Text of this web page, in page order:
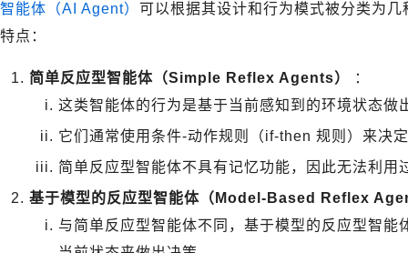
智能体（AI Agent） 可以根据其设计和行为模式被分类为
特点：
简单反应型智能体（Simple Reflex Agents）
：
这类智能体的行为是基于当前感知到的环境状态做
它们通常使用条件-动作规则（if-then 规则）来决
简单反应型智能体不具有记忆功能，因此无法利用
基于模型的反应型智能体（Model-Based Reflex
与简单反应型智能体不同，基于模型的反应型智